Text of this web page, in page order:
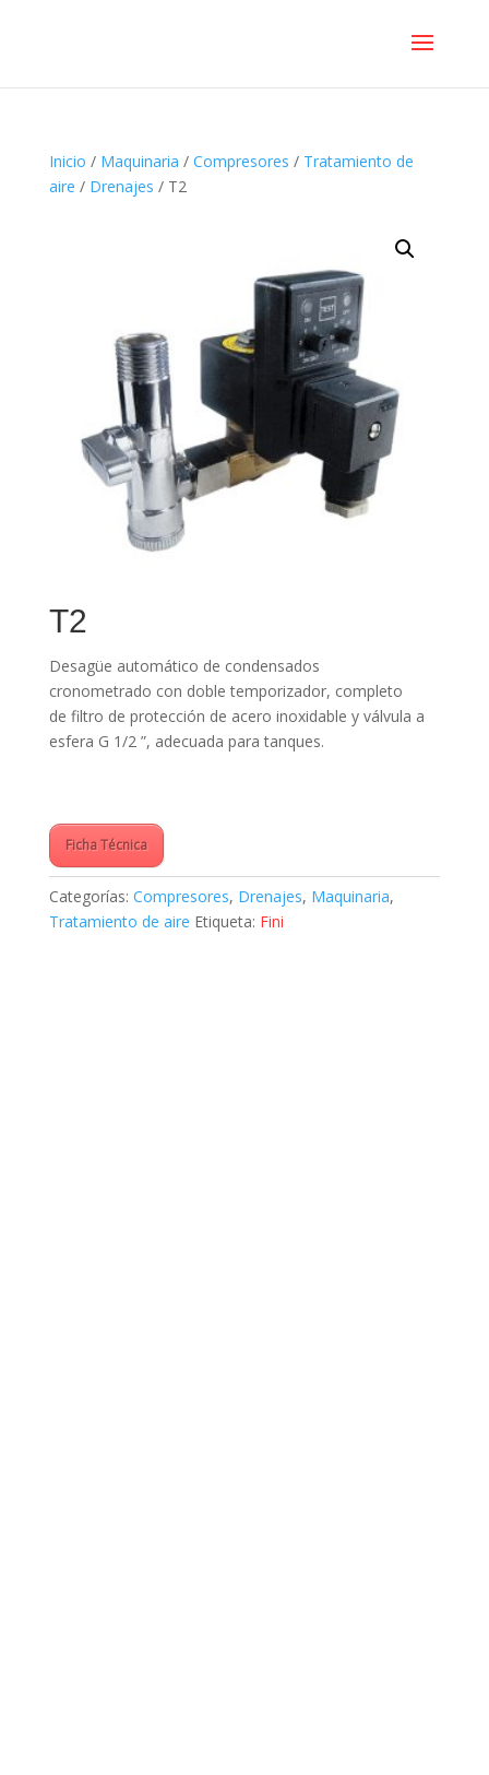
Inicio / Maquinaria / Compresores / Tratamiento de
aire / Drenajes / T2
T2
Desagüe automático de condensados
cronometrado con doble temporizador, completo
de filtro de protección de acero inoxidable y válvula a
esfera G 1/2 ”, adecuada para tanques.
Ficha Técnica
Categorías: Compresores, Drenajes, Maquinaria,
Tratamiento de aire Etiqueta: Fini